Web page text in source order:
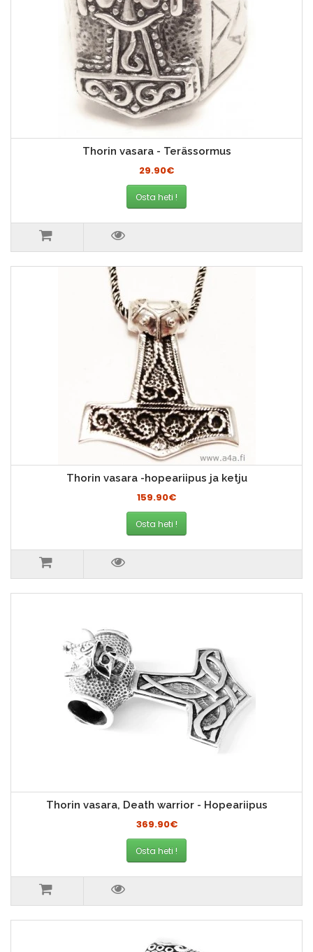
Thorin vasara - Terässormus
29.90€
Osta heti !
Thorin vasara -hopeariipus ja ketju
159.90€
Osta heti !
Thorin vasara, Death warrior - Hopeariipus
369.90€
Osta heti !